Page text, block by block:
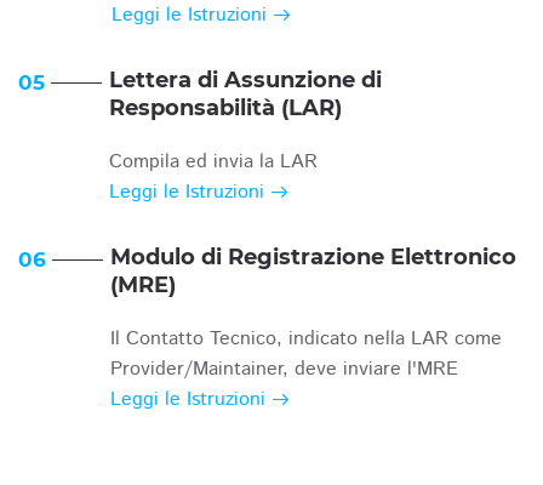
Leggi le Istruzioni
05
Lettera di Assunzione di
Responsabilità (LAR)
Compila ed invia la LAR
Leggi le Istruzioni
06
Modulo di Registrazione Elettronico
(MRE)
Il Contatto Tecnico, indicato nella LAR come
Provider/Maintainer, deve inviare l'MRE
Leggi le Istruzioni